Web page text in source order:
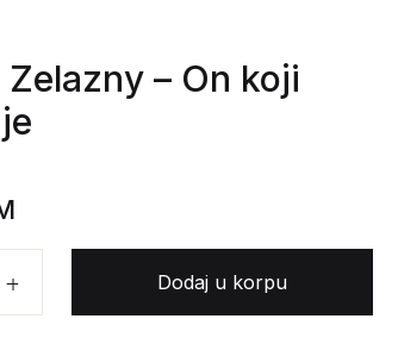
Zelazny – On koji
Dodaj u korpu